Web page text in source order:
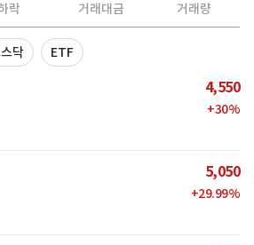
락 거래대금 거래량
닥 ETF
4,550
+30%
5,050
+29.99%